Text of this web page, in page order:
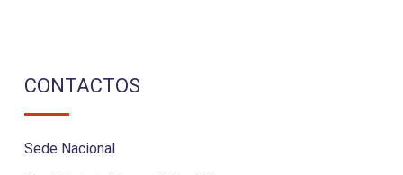
CONTACTOS
Sede Nacional